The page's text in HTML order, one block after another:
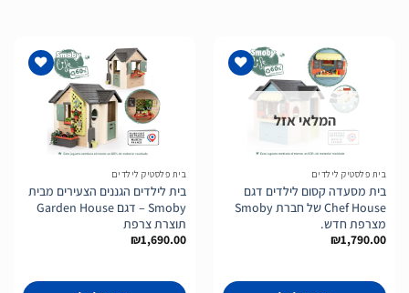
המלאי אזל
בית פלסטיק לילדים
בית מסעדה קסום לילדים דגם
Chef House של חברת Smoby
מצרפת חדש.
₪1,790.00
המשאלות
בית פלסטיק לילדים
בית לילדים הגננים הצעירים מבית
Smoby – דגם Garden House
תוצרת צרפת
₪1,690.00